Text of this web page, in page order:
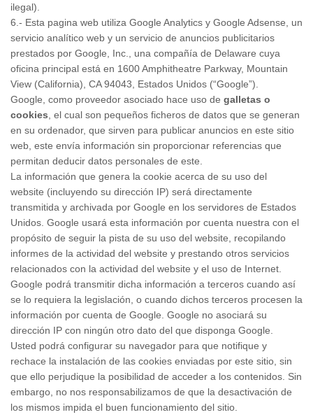
ilegal).
6.- Esta pagina web utiliza Google Analytics y Google Adsense, un
servicio analítico web y un servicio de anuncios publicitarios
prestados por Google, Inc., una compañía de Delaware cuya
oficina principal está en 1600 Amphitheatre Parkway, Mountain
View (California), CA 94043, Estados Unidos (“Google”).
Google, como proveedor asociado hace uso de galletas o
cookies , el cual son pequeños ficheros de datos que se generan
en su ordenador, que sirven para publicar anuncios en este sitio
web, este envía información sin proporcionar referencias que
permitan deducir datos personales de este.
La información que genera la cookie acerca de su uso del
website (incluyendo su dirección IP) será directamente
transmitida y archivada por Google en los servidores de Estados
Unidos. Google usará esta información por cuenta nuestra con el
propósito de seguir la pista de su uso del website, recopilando
informes de la actividad del website y prestando otros servicios
relacionados con la actividad del website y el uso de Internet.
Google podrá transmitir dicha información a terceros cuando así
se lo requiera la legislación, o cuando dichos terceros procesen la
información por cuenta de Google. Google no asociará su
dirección IP con ningún otro dato del que disponga Google.
Usted podrá configurar su navegador para que notifique y
rechace la instalación de las cookies enviadas por este sitio, sin
que ello perjudique la posibilidad de acceder a los contenidos. Sin
embargo, no nos responsabilizamos de que la desactivación de
los mismos impida el buen funcionamiento del sitio.